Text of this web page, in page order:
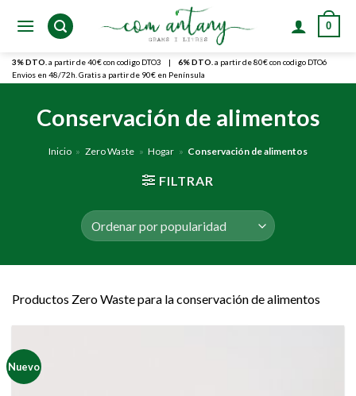
0
3% DTO. a partir de 40€ con codigo DTO3 | 6% DTO. a partir de 80€ con codigo DTO6
Envios en 48/72h. Gratis a partir de 90€ en Península
Conservación de alimentos
Inicio » Zero Waste » Hogar » Conservación de alimentos
FILTRAR
Productos Zero Waste para la conservación de alimentos
Nuevo